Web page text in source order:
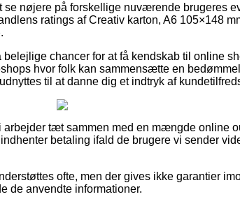
se nøjere på forskellige nuværende brugeres
ratings af Creativ karton, A6 105×148
chancer for at få kendskab til online
hvor folk kan sammensætte en
til at danne dig et indtryk af
tæt sammen med en mængde online
betaling ifald de brugere vi sender
ofte, men der gives ikke garantier
de anvendte informationer.